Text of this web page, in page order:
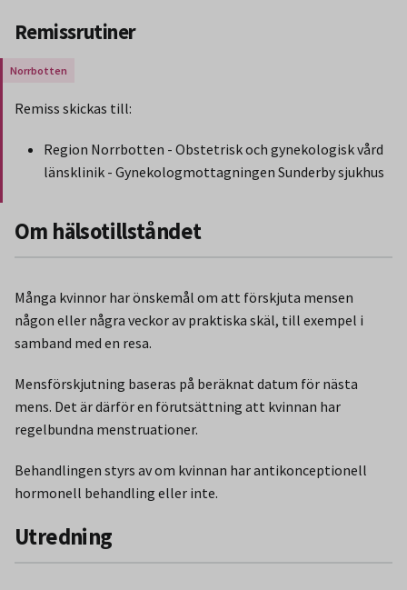
Remissrutiner
Gäller endast för Region Norrbotten.
Remiss skickas till:
Region Norrbotten - Obstetrisk och gynekologisk vård
länsklinik - Gynekologmottagningen Sunderby sjukhus
Om hälsotillståndet
Många kvinnor har önskemål om att förskjuta mensen
någon eller några veckor av praktiska skäl, till exempel i
samband med en resa.
Mensförskjutning baseras på beräknat datum för nästa
mens. Det är därför en förutsättning att kvinnan har
regelbundna menstruationer.
Behandlingen styrs av om kvinnan har antikonceptionell
hormonell behandling eller inte.
Utredning